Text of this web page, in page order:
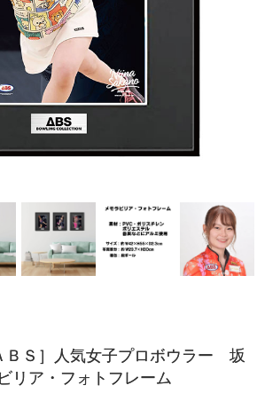
ＢＳ］人気女子プロボウラー 坂
ア・フォトフレーム